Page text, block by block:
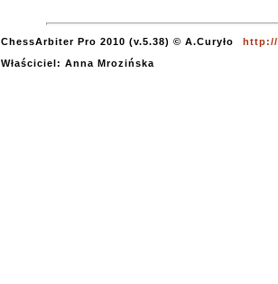
ChessArbiter Pro 2010 (v.5.38) © A.Curyło
http://
Właściciel: Anna Mrozińska